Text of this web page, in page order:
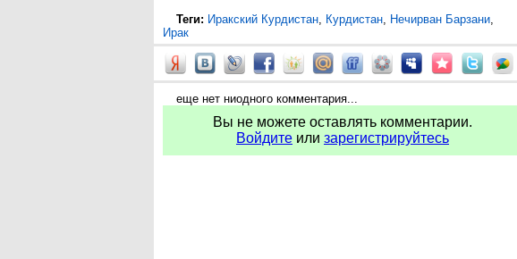
Теги: Иракский Курдистан, Курдистан, Нечирван Барзани,
Ирак
еще нет ниодного комментария...
Вы не можете оставлять комментарии.
Войдите или зарегистрируйтесь